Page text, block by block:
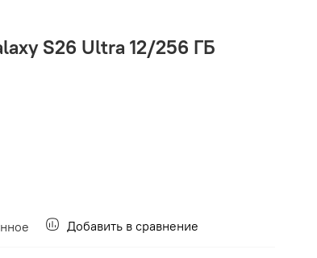
S26 Ultra 12/256 ГБ
Добавить в сравнение